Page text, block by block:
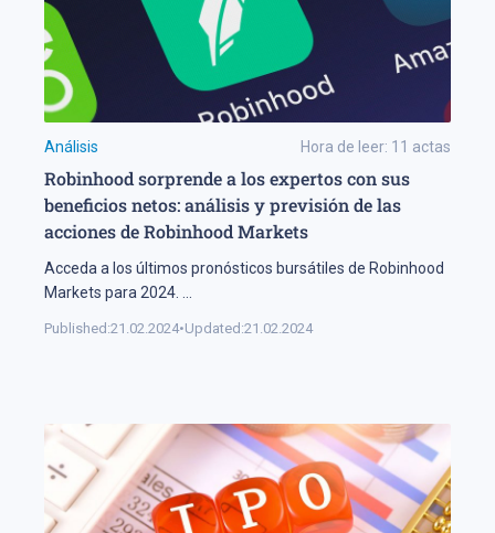
Análisis Hora de leer: 11 actas
Robinhood sorprende a los expertos con sus
beneficios netos: análisis y previsión de las
acciones de Robinhood Markets
Acceda a los últimos pronósticos bursátiles de Robinhood
Markets para 2024.
Published:21.02.2024•Updated:21.02.2024